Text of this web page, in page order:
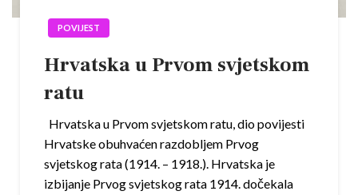
POVIJEST
Hrvatska u Prvom svjetskom
ratu
Hrvatska u Prvom svjetskom ratu, dio povijesti
Hrvatske obuhvaćen razdobljem Prvog
svjetskog rata (1914. – 1918.). Hrvatska je
izbijanje Prvog svjetskog rata 1914. dočekala